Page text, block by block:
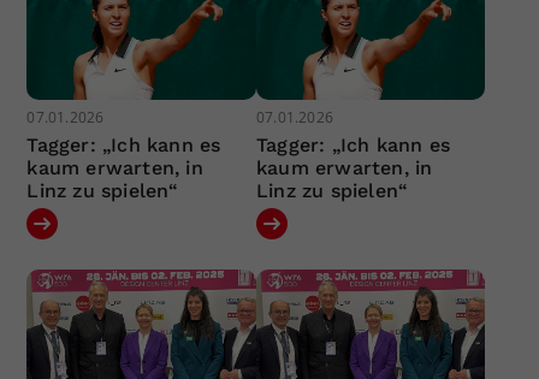
07.01.2026
Tagger: „Ich kann es
kaum erwarten, in
Linz zu spielen“
07.01.2026
Tagger: „Ich kann es
kaum erwarten, in
Linz zu spielen“